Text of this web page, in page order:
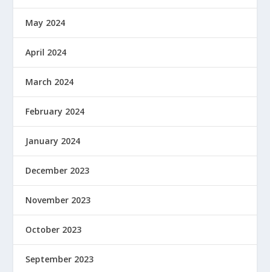
May 2024
April 2024
March 2024
February 2024
January 2024
December 2023
November 2023
October 2023
September 2023